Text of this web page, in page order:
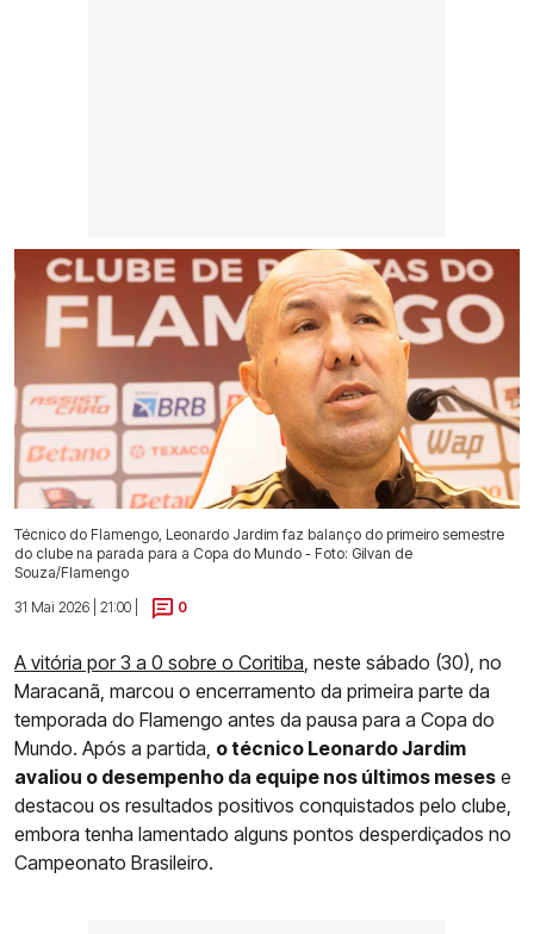
Técnico do Flamengo, Leonardo Jardim faz balanço do primeiro semestre
do clube na parada para a Copa do Mundo - Foto: Gilvan de
Souza/Flamengo
31 Mai 2026 | 21:00 |
0
A vitória por 3 a 0 sobre o Coritiba , neste sábado (30), no
Maracanã, marcou o encerramento da primeira parte da
temporada do Flamengo antes da pausa para a Copa do
Mundo. Após a partida, o técnico Leonardo Jardim
avaliou o desempenho da equipe nos últimos meses e
destacou os resultados positivos conquistados pelo clube,
embora tenha lamentado alguns pontos desperdiçados no
Campeonato Brasileiro.